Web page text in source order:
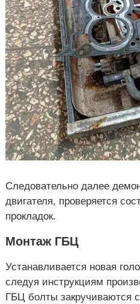
Следовательно далее
двигателя, проверяется
прокладок.
Монтаж ГБЦ
Устанавливается новая
следуя инструкциям
ГБЦ болты закручиваются